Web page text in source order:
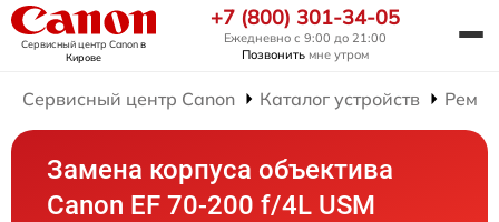
Сервисный центр Canonв
Кирове
+7 (800) 301-34-05
Ежедневно с 9:00 до 21:00
Позвонить мне утром
Сервисный центр Canon Каталог устройств
Замена корпуса объектива
Canon EF 70-200 f/4L USM